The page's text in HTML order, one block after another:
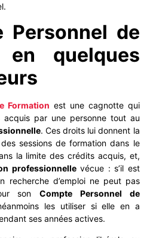
Personnel de
en quelques
Formation est une cagnotte qui
par une personne tout au
. Ces droits lui donnent la
sessions de formation dans le
la limite des crédits acquis, et,
professionnellevécue : s’il est
recherche d’emploi ne peut pas
sonCompte Personnel de
les utiliser si elle en a
ses années actives.